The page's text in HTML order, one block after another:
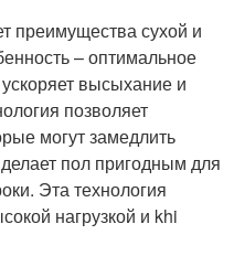
преимущества сухой и
– оптимальное
высыхание и
позволяет
могут замедлить
пол пригодным для
Эта технология
нагрузкой и khi